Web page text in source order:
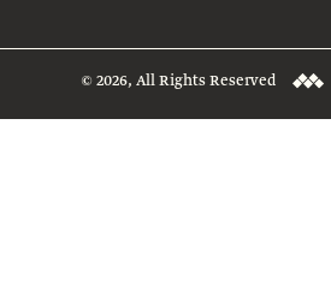
© 2026, All Rights Reserved